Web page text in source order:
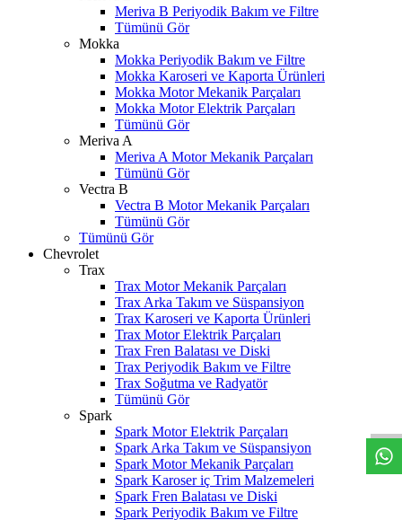
Meriva B Periyodik Bakım ve Filtre
Tümünü Gör
Mokka
Mokka Periyodik Bakım ve Filtre
Mokka Karoseri ve Kaporta Ürünleri
Mokka Motor Mekanik Parçaları
Mokka Motor Elektrik Parçaları
Tümünü Gör
Meriva A
Meriva A Motor Mekanik Parçaları
Tümünü Gör
Vectra B
Vectra B Motor Mekanik Parçaları
Tümünü Gör
Tümünü Gör
Chevrolet
Trax
Trax Motor Mekanik Parçaları
Trax Arka Takım ve Süspansiyon
Trax Karoseri ve Kaporta Ürünleri
Trax Motor Elektrik Parçaları
Trax Fren Balatası ve Diski
Trax Periyodik Bakım ve Filtre
Trax Soğutma ve Radyatör
Tümünü Gör
Spark
Spark Motor Elektrik Parçaları
Spark Arka Takım ve Süspansiyon
Spark Motor Mekanik Parçaları
Spark Karoser iç Trim Malzemeleri
Spark Fren Balatası ve Diski
Spark Periyodik Bakım ve Filtre